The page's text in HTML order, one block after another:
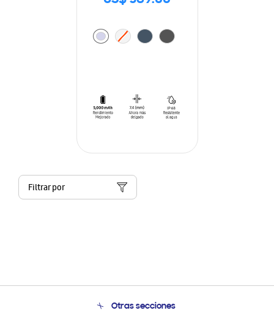
Filtrar por
Otras secciones